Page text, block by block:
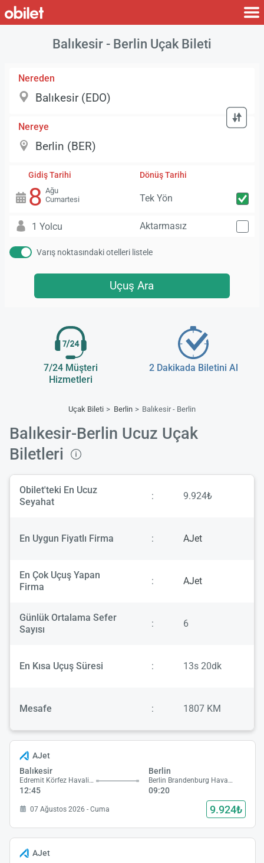
Balıkesir - Berlin Uçak Bileti
Nereden
Nereye
Gidiş Tarihi
8 Ağu
Cumartesi
Dönüş Tarihi
Tek Yön
1 Yolcu Aktarmasız
Varış noktasındaki otelleri listele
Uçuş Ara
7/24 Müşteri
Hizmetleri
2 Dakikada Biletini Al
Uçak Bileti Berlin Balıkesir - Berlin
Balıkesir-Berlin Ucuz Uçak
Biletleri
Obilet'teki En Ucuz
Seyahat
: 9.924₺
En Uygun Fiyatlı Firma : AJet
En Çok Uçuş Yapan
Firma
: AJet
Günlük Ortalama Sefer
Sayısı
: 6
En Kısa Uçuş Süresi : 13s 20dk
Mesafe : 1807 KM
AJet
Balıkesir
Edremit Körfez Havalimanı
12:45
Berlin
Berlin Brandenburg Havalimanı
09:20
07 Ağustos 2026 - Cuma 9.924₺
AJet